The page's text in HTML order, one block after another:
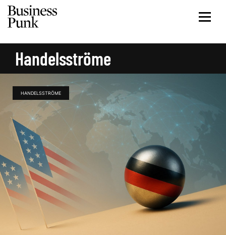
Handelsströme
HANDELSSTRÖME